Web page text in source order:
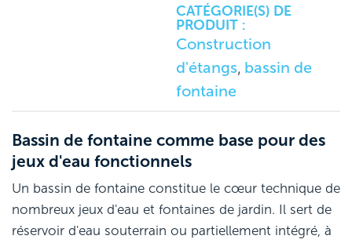
CATÉGORIE(S) DE
PRODUIT :
Construction
d'étangs, bassin de
fontaine
Bassin de fontaine comme base pour des
jeux d'eau fonctionnels
Un bassin de fontaine constitue le cœur technique de
nombreux jeux d'eau et fontaines de jardin. Il sert de
réservoir d'eau souterrain ou partiellement intégré, à